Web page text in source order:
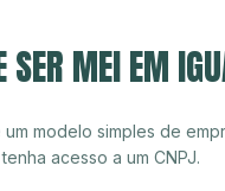
MEI EM
modelo simples de
acesso a um CNPJ.